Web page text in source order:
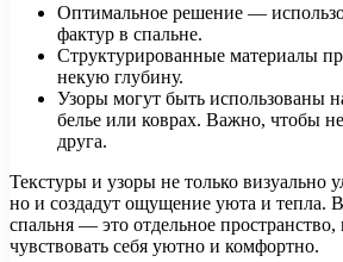
Оптимальное решение —
фактур в спальне.
Структурированные материалы
некую глубину.
Узоры могут быть использованы
белье или коврах. Важно, чтобы
друга.
Текстуры и узоры не только визуально
но и создадут ощущение уюта и тепла.
спальня — это отдельное пространство,
чувствовать себя уютно и комфортно.